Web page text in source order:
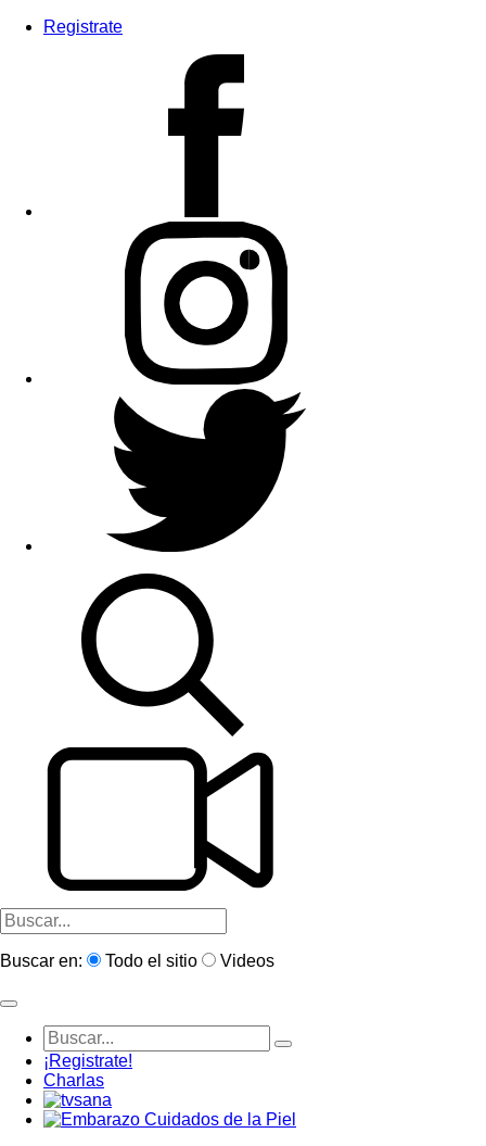
Registrate
Buscar en: Todo el sitio Videos
¡Registrate!
Charlas